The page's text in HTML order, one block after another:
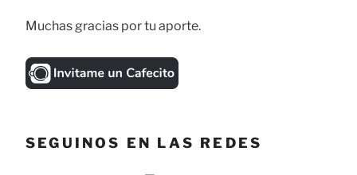
Muchas gracias por tu aporte.
SEGUINOS EN LAS REDES